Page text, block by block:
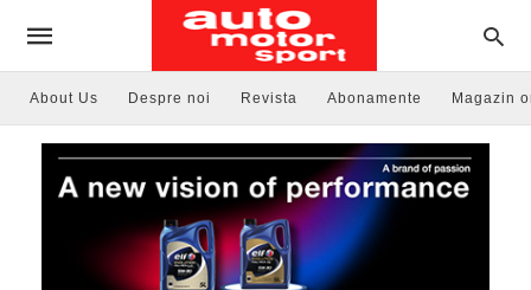
About Us Despre noi Revista Abonamente Magazin